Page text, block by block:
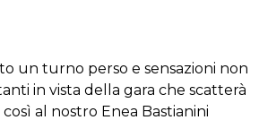
un turno perso e sensazioni non
in vista della gara che scatterà
così al nostro Enea Bastianini